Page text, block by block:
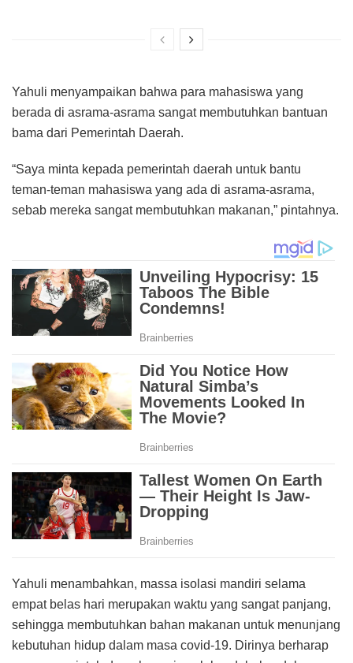
Yahuli menyampaikan bahwa para mahasiswa yang
berada di asrama-asrama sangat membutuhkan bantuan
bama dari Pemerintah Daerah.
“Saya minta kepada pemerintah daerah untuk bantu
teman-teman mahasiswa yang ada di asrama-asrama,
sebab mereka sangat membutuhkan makanan,” pintahnya.
Yahuli menambahkan, massa isolasi mandiri selama
empat belas hari merupakan waktu yang sangat panjang,
sehingga membutuhkan bahan makanan untuk menunjang
kebutuhan hidup dalam masa covid-19. Dirinya berharap